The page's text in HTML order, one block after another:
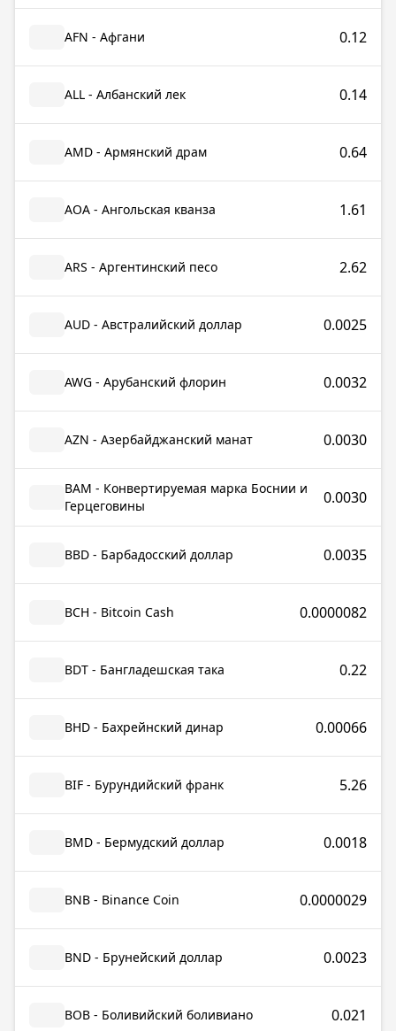
AFN - Афгани 0.12
ALL - Албанский лек 0.14
AMD - Армянский драм 0.64
AOA - Ангольская кванза 1.61
ARS - Аргентинский песо 2.62
AUD - Австралийский доллар 0.0025
AWG - Арубанский флорин 0.0032
AZN - Азербайджанский манат 0.0030
BAM - Конвертируемая марка Боснии и
Герцеговины
0.0030
BBD - Барбадосский доллар 0.0035
BCH - Bitcoin Cash 0.0000082
BDT - Бангладешская така 0.22
BHD - Бахрейнский динар 0.00066
BIF - Бурундийский франк 5.26
BMD - Бермудский доллар 0.0018
BNB - Binance Coin 0.0000029
BND - Брунейский доллар 0.0023
BOB - Боливийский боливиано 0.021